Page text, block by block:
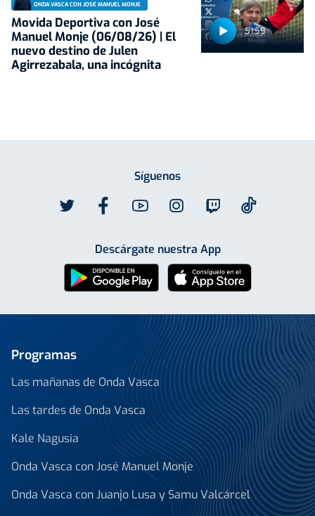
51:59
ONDA VASCA CON JOSÉ MANUEL MONJE
Movida Deportiva con José
Manuel Monje (06/08/26) | El
nuevo destino de Julen
Agirrezabala, una incógnita
Síguenos
Descárgate nuestra App
Programas
Las mañanas de Onda Vasca
Las tardes de Onda Vasca
Kale Nagusia
Onda Vasca con José Manuel Monje
Onda Vasca con Juanjo Lusa y Samu Valcárcel